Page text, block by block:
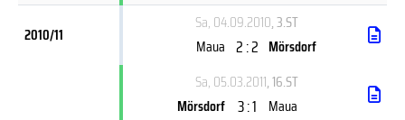
2010/11
Sa, 04.09.2010, 3.ST
Maua 2 : 2 Mörsdorf
Sa, 05.03.2011, 16.ST
Mörsdorf 3 : 1 Maua